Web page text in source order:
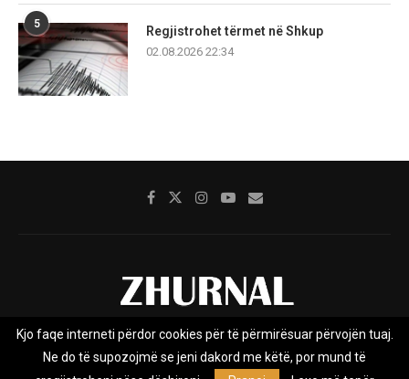
5
Regjistrohet tërmet në Shkup
02.08.2026 22:34
Rreth nesh Impresumi Marketing
Kontakt
Privacy Policy
Kjo faqe interneti përdor cookies për të përmirësuar përvojën tuaj.
Ne do të supozojmë se jeni dakord me këtë, por mund të